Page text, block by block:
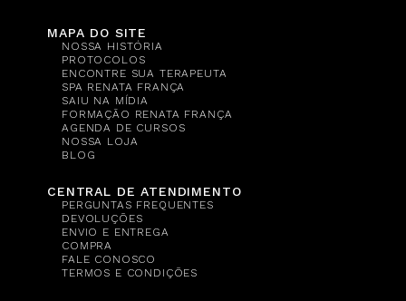
MAPA DO SITE
NOSSA HISTÓRIA
PROTOCOLOS
ENCONTRE SUA TERAPEUTA
SPA RENATA FRANÇA
SAIU NA MÍDIA
FORMAÇÃO RENATA FRANÇA
AGENDA DE CURSOS
NOSSA LOJA
BLOG
CENTRAL DE ATENDIMENTO
PERGUNTAS FREQUENTES
DEVOLUÇÕES
ENVIO E ENTREGA
COMPRA
FALE CONOSCO
TERMOS E CONDIÇÕES